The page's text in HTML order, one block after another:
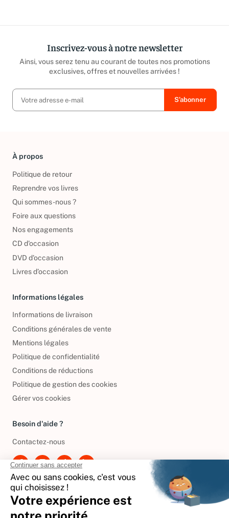
Inscrivez-vous à notre newsletter
Ainsi, vous serez tenu au courant de toutes nos promotions
exclusives, offres et nouvelles arrivées !
À propos
Politique de retour
Reprendre vos livres
Qui sommes-nous ?
Foire aux questions
Nos engagements
CD d'occasion
DVD d'occasion
Livres d’occasion
Informations légales
Informations de livraison
Conditions générales de vente
Mentions légales
Politique de confidentialité
Conditions de réductions
Politique de gestion des cookies
Gérer vos cookies
Besoin d'aide ?
Contactez-nous
International
🇪🇸 Espagne